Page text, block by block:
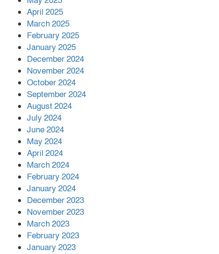
সহায়তা দিলেন সাচিং প্রু জেরী
April 2025
March 2025
February 2025
January 2025
December 2024
November 2024
October 2024
September 2024
August 2024
July 2024
June 2024
May 2024
April 2024
March 2024
February 2024
January 2024
December 2023
November 2023
March 2023
February 2023
January 2023